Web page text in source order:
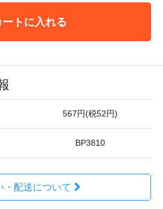
ートに入れる
567円(税52円)
BP3810
・配送について